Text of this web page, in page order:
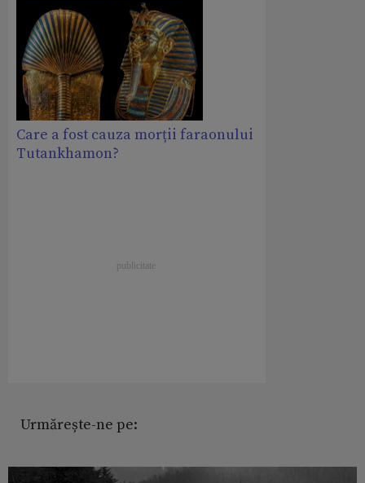
Care a fost cauza morții faraonului
Tutankhamon?
Urmărește-ne pe: